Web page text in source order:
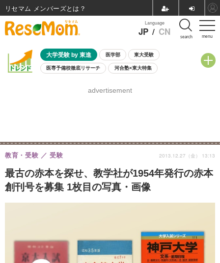
menu
Language
JP / CN search
大学受験 by 東進 医学部 東大受験
医専予備校徹底リサーチ 河合塾×東大特集
8月開催学校説明会・相談会
advertisement
最古の赤本を探せ、教学社が1954年発行の赤本
創刊号を募集 1枚目の写真・画像
教育・受験 受験 2013.12.27（金） 13:13
リセマム メンバーズ